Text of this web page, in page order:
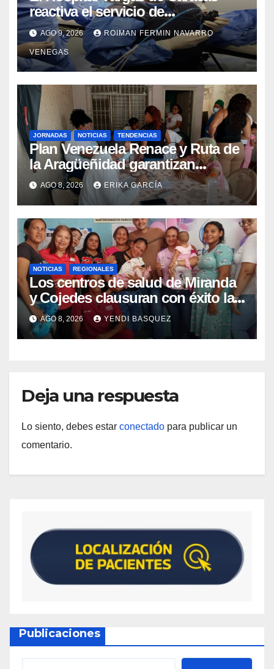
reactiva el servicio de
Colangiopancreatografía
Retrógrada Endoscópica para
beneficiar a cientos de pacientes
AGO 9, 2026 ROIMAN FERMIN NAVARRO
VENEGAS
JORNADAS NOTICIAS TENDENCIAS
Plan Venezuela Renace y Ruta de
la Aragüeñidad garantizan
atención médica integral en
Aragua
AGO 8, 2026 ERIKA GARCÍA
NOTICIAS REGIONALES
Los centros de salud de Miranda
y Cojedes clausuran con éxito la
Semana Mundial de la Lactancia
Materna
AGO 8, 2026 YENDI BASQUEZ
Deja una respuesta
Lo siento, debes estar conectado para publicar un
comentario.
Publicaciones